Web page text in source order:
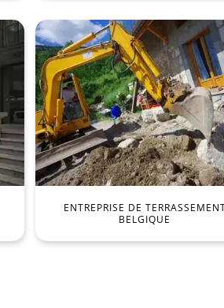
ENTREPRISE DE
BELGIQUE